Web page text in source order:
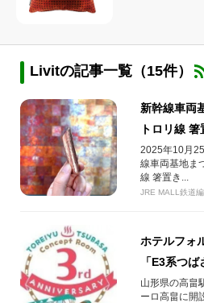
Livitの記事一覧（15件）
新幹線車両
トロリ線
プ」の事前
2025年10月
線車両基地ま
線 箸置き...
JRE MALL鉄道
ホテルフォ
「E3系つ
設します！
山形県の高畠
ーロ高畠に開